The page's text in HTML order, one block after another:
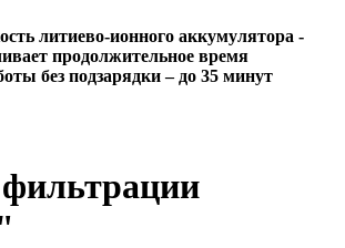
литиево-ионного аккумулятора -
продолжительное время
без подзарядки – до 35 минут